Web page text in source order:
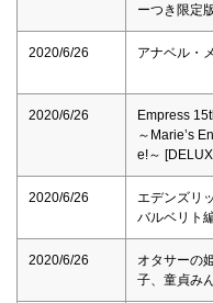
ーつき限定
2020/6/26 アナベル・
2020/6/26
Empress
～Marie’s
e!～
2020/6/26
エデンズリ
バルベリト
2020/6/26
オタサーの
子、童貞み